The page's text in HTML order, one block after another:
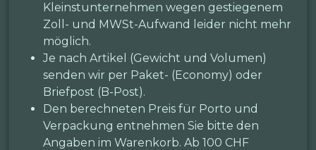
Kleinstunternehmen wegen gestiegenem
Zoll- und MWSt-Aufwand leider nicht mehr
möglich.
Je nach Artikel (Gewicht und Volumen)
senden wir per Paket- (Economy) oder
Briefpost (B-Post).
Den berechneten Preis für Porto und
Verpackung entnehmen Sie bitte den
Angaben im Warenkorb. Ab 100 CHF